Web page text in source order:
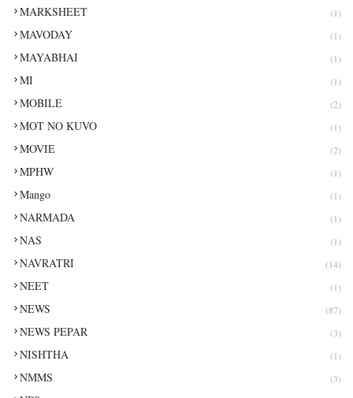
MARKSHEET (1)
MAVODAY (1)
MAYABHAI (1)
MI (1)
MOBILE (2)
MOT NO KUVO (1)
MOVIE (2)
MPHW (1)
Mango (1)
NARMADA (1)
NAS (1)
NAVRATRI (14)
NEET (1)
NEWS (87)
NEWS PEPAR (3)
NISHTHA (1)
NMMS (3)